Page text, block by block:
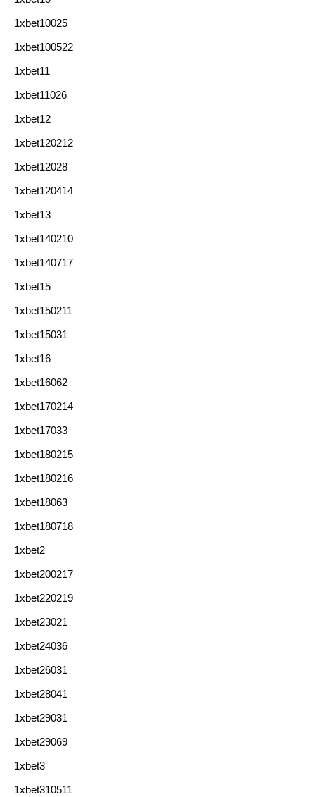
1xbet10025
1xbet100522
1xbet11
1xbet11026
1xbet12
1xbet120212
1xbet12028
1xbet120414
1xbet13
1xbet140210
1xbet140717
1xbet15
1xbet150211
1xbet15031
1xbet16
1xbet16062
1xbet170214
1xbet17033
1xbet180215
1xbet180216
1xbet18063
1xbet180718
1xbet2
1xbet200217
1xbet220219
1xbet23021
1xbet24036
1xbet26031
1xbet28041
1xbet29031
1xbet29069
1xbet3
1xbet310511